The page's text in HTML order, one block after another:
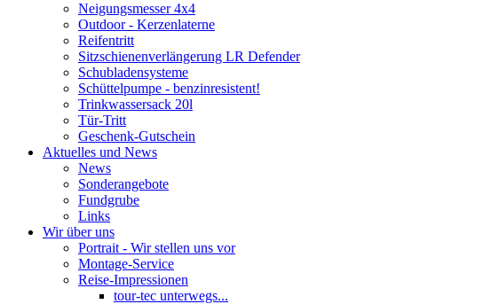
Neigungsmesser 4x4
Outdoor - Kerzenlaterne
Reifentritt
Sitzschienenverlängerung LR Defender
Schubladensysteme
Schüttelpumpe - benzinresistent!
Trinkwassersack 20l
Tür-Tritt
Geschenk-Gutschein
Aktuelles und News
News
Sonderangebote
Fundgrube
Links
Wir über uns
Portrait - Wir stellen uns vor
Montage-Service
Reise-Impressionen
tour-tec unterwegs...